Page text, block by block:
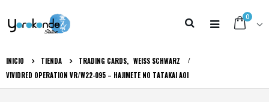
0
INICIO TIENDA TRADING CARDS, WEISS SCHWARZ
VIVIDRED OPERATION VR/W22-095 – HAJIMETE NO TATAKAI AOI